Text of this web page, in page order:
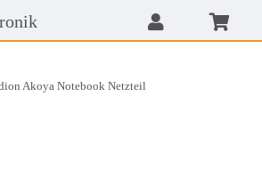
Akoya Notebook Netzteil